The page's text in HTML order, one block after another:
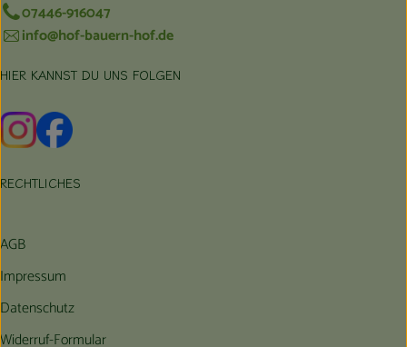
07446-916047
info@hof-bauern-hof.de
HIER KANNST DU UNS FOLGEN
Externer Link zu https://www.instagram.com/hofbauernhof/
Externer Link zu https://www.facebook.com/
RECHTLICHES
AGB
Impressum
Datenschutz
Widerruf-Formular